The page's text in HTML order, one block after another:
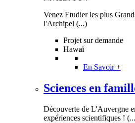
Venez Etudier les plus
l'Archipel (...)
Projet sur demande
Hawaï
En Savoir +
Sciences en
Découverte de L'Auvergne
expériences scientifiques !